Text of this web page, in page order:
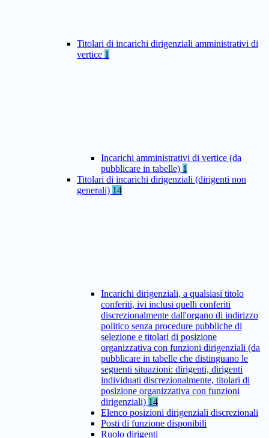
Titolari di incarichi dirigenziali amministrativi di
vertice 1
Incarichi amministrativi di vertice (da
pubblicare in tabelle) 1
Titolari di incarichi dirigenziali (dirigenti non
generali) 14
Incarichi dirigenziali, a qualsiasi titolo
conferiti, ivi inclusi quelli conferiti
discrezionalmente dall'organo di indirizzo
politico senza procedure pubbliche di
selezione e titolari di posizione
organizzativa con funzioni dirigenziali (da
pubblicare in tabelle che distinguano le
seguenti situazioni: dirigenti, dirigenti
individuati discrezionalmente, titolari di
posizione organizzativa con funzioni
dirigenziali) 14
Elenco posizioni dirigenziali discrezionali
Posti di funzione disponibili
Ruolo dirigenti